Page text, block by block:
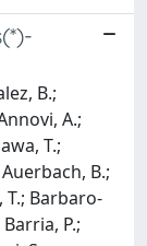
B.;
A.;
T.;
B.;
T.; Barbaro-
P.;